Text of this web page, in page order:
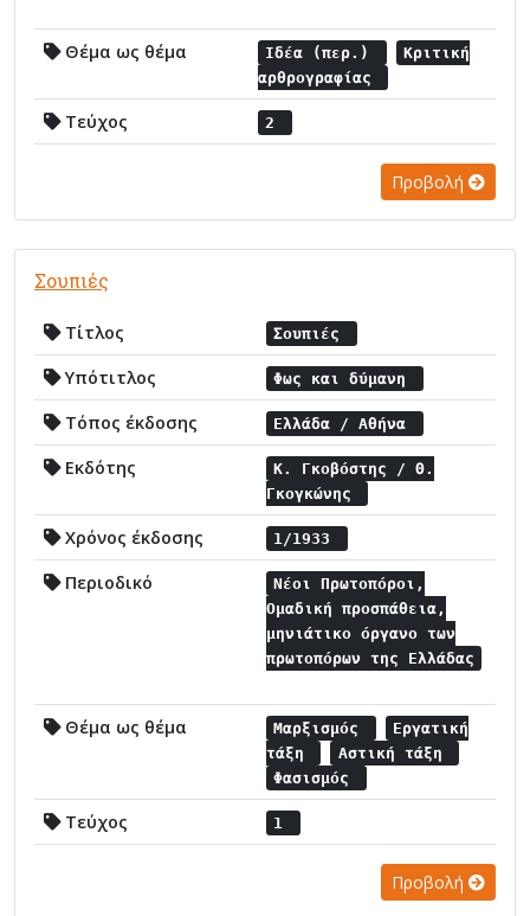
Θέμα ως θέμα Ιδέα (περ.)
Κριτική
αρθρογραφίας
Τεύχος 2
Προβολή
Σουπιές
Τίτλος Σουπιές
Υπότιτλος Φως και δύμανη
Τόπος έκδοσης Ελλάδα / Αθήνα
Εκδότης
Κ. Γκοβόστης / Θ.
Γκογκώνης
Χρόνος έκδοσης 1/1933
Περιοδικό
Νέοι Πρωτοπόροι,
Ομαδική προσπάθεια,
μηνιάτικο όργανο των
πρωτοπόρων της Ελλάδας
Θέμα ως θέμα Μαρξισμός
Εργατική
τάξη
Αστική τάξη
Φασισμός
Τεύχος 1
Προβολή